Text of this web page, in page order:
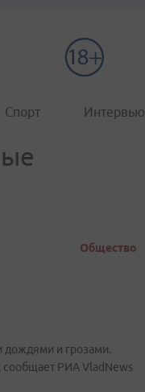
Спорт Интервью
Общество
дождями и грозами.
сообщает РИА VladNews